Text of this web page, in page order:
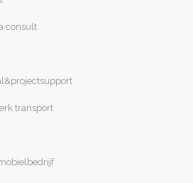
consult
transport